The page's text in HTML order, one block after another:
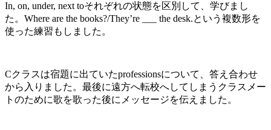
In, on, under, next toそれぞれの状態を区別して、学びまし
た。Where are the books?/They’re ___ the desk.という複数形を
使った練習もしました。
Cクラスは宿題に出ていたprofessionsについて、答え合わせ
から入りました。最後に遠方へ転校へしてしまうクラスメー
トのために歌を歌った後にメッセージを伝えました。